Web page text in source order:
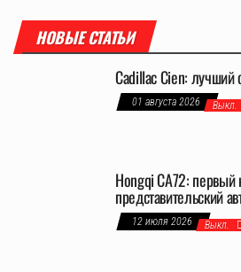
НОВЫЕ СТАТЬИ
Cadillac Cien: лучший
01 августа 2026 Выкл.
Hongqi CA72: первый
представительский
12 июля 2026 Выкл.